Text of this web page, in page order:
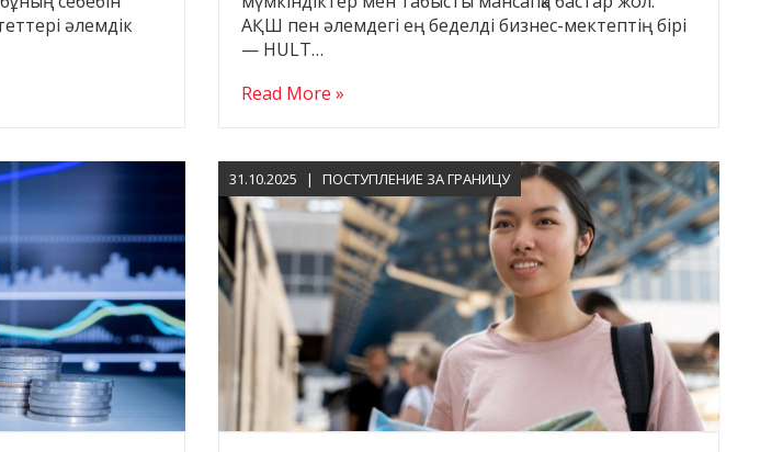
әлемдік
АҚШ пен әлемдегі ең беделді бизнес-мектептің бірі
— HULT…
Read More »
31.10.2025 ПОСТУПЛЕНИЕ ЗА ГРАНИЦУ